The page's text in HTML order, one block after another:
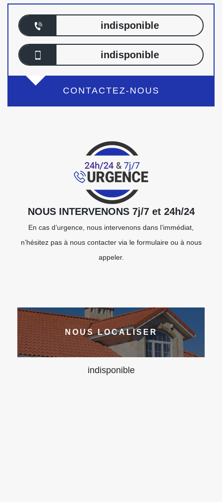
indisponible
indisponible
CONTACTEZ-NOUS
NOUS INTERVENONS 7j/7 et 24h/24
En cas d’urgence, nous intervenons dans l’immédiat,
n’hésitez pas à nous contacter via le formulaire ou à nous
appeler.
NOUS LOCALISER
indisponible